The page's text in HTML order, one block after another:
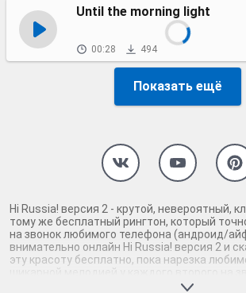
Until the morning light
00:28 494
Показать ещё
Hi Russia! версия 2 - крутой, невероятный,
тому же бесплатный рингтон, который
на звонок любимого телефона (андроид/
внимательно онлайн Hi Russia! версия 2 и
эту красоту бесплатно, пока нарезка
шикарной мелодией у каждого второго на
первым, кто скачает бесплатно сей шедевр